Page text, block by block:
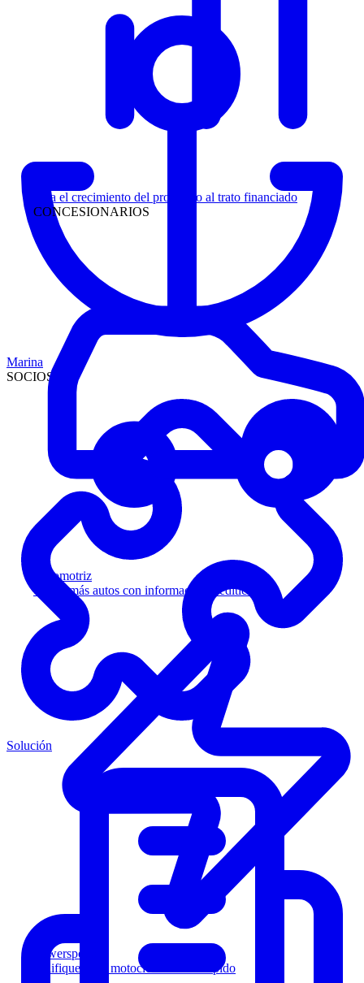
Siga el crecimiento del prospecto al trato financiado
CONCESIONARIOS
Automotriz
Venda más autos con información crediticia
Powersports
Califique a los motociclistas más rápido
Marina
SOCIOS
Solución